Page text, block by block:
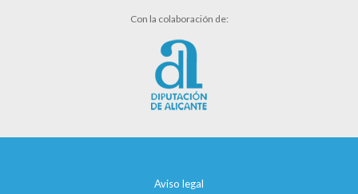
Con la colaboración de:
Aviso legal